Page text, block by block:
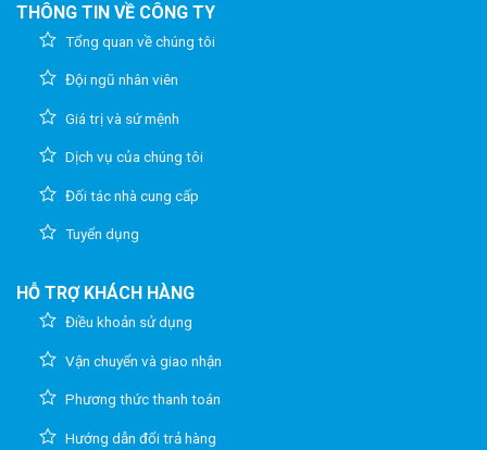
THÔNG TIN VỀ CÔNG TY
Tổng quan về chúng tôi
Đội ngũ nhân viên
Giá trị và sứ mệnh
Dịch vụ của chúng tôi
Đối tác nhà cung cấp
Tuyển dụng
HỖ TRỢ KHÁCH HÀNG
Điều khoản sử dụng
Vận chuyển và giao nhận
Phương thức thanh toán
Hướng dẫn đổi trả hàng